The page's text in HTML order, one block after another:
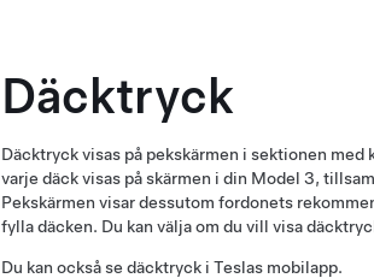
Däcktryck
Däcktryck visas på pekskärmen i sektionen med
varje däck visas på skärmen i din Model 3,
Pekskärmen visar dessutom fordonets
fylla däcken. Du kan välja om du vill visa
Du kan också se däcktryck i Teslas mobilapp.